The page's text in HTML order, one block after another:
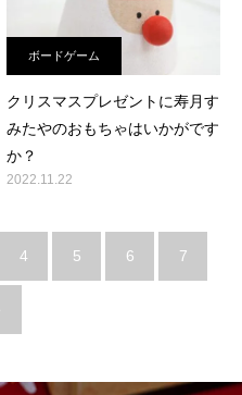
ボードゲーム
クリスマスプレゼントに寿月す
みたやのおもちゃはいかがです
か？
2022.11.22
4 5 6 7